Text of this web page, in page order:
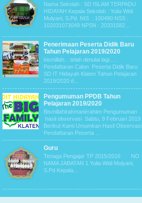
Nama Sekolah : SD ISLAM TERPADU
HIDAYAH Kepala Sekolah : Yulia Widi
Mulyani, S.Pd. NIS : 100490 NSS :
102031073049 NPSN : 20331582...
Penerimaan Peserta Didik Baru
Tahun Pelajaran 2019/2020
bismillah... telah dimulai lagi......
Pendaftaran Calon Peserta Didik Baru
SD IT Hidayah Klaten Tahun Pelajaran
2019/2020 d...
Pengumuman PPDB Tahun
Pelajaran 2019/2020
Bismillahirahmanirrahiim Pengumuman
hasil observasi Sabtu, 9 Februari 2019
Berikut Kami Umumkan Hasil Observasi
Pendaftaran Peserta ...
Guru
Tenaga Pengajar TP 2015/2016 NO
NAMA JABATAN 1 Yulia Widi Mulyani,
S.Pd Kepala...